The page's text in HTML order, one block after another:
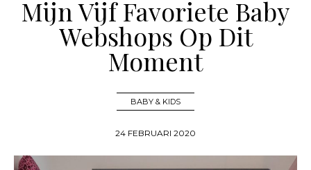
Mijn Vijf Favoriete Baby
Webshops Op Dit
Moment
BABY & KIDS
24 FEBRUARI 2020